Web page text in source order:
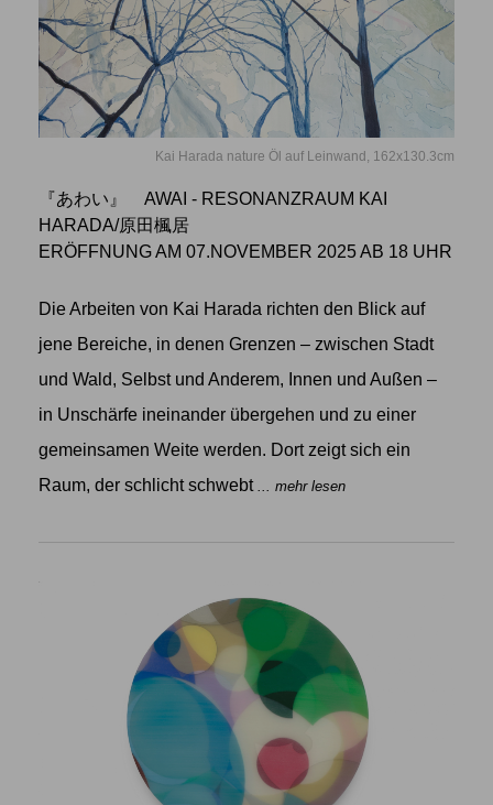
Kai Harada nature Öl auf Leinwand, 162x130.3cm
『あわい』 AWAI - RESONANZRAUM KAI
HARADA/原田楓居
ERÖFFNUNG AM 07.NOVEMBER 2025 AB 18 UHR
Die Arbeiten von Kai Harada richten den Blick auf
jene Bereiche, in denen Grenzen – zwischen Stadt
und Wald, Selbst und Anderem, Innen und Außen –
in Unschärfe ineinander übergehen und zu einer
gemeinsamen Weite werden. Dort zeigt sich ein
Raum, der schlicht schwebt
... mehr lesen